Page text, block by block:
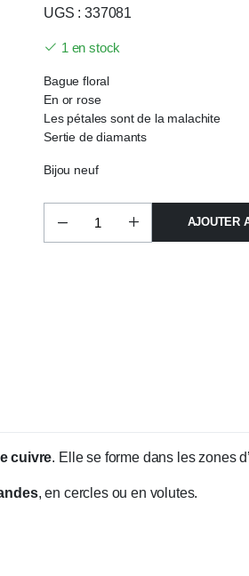
UGS : 337081
1 en stock
Bague floral
En or rose
Les pétales sont de la malachite
Sertie de diamants
Bijou neuf
AJOUTER
cuivre. Elle se forme dans les zones
, en cercles ou en volutes.